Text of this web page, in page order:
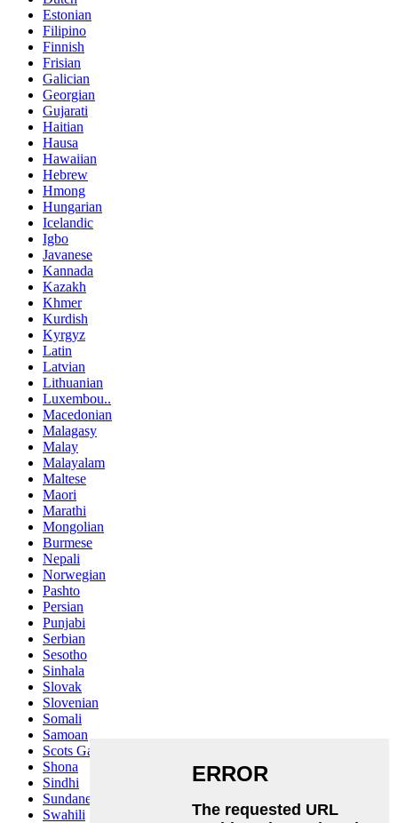
Estonian
Filipino
Finnish
Frisian
Galician
Georgian
Gujarati
Haitian
Hausa
Hawaiian
Hebrew
Hmong
Hungarian
Icelandic
Igbo
Javanese
Kannada
Kazakh
Khmer
Kurdish
Kyrgyz
Latin
Latvian
Lithuanian
Luxembou..
Macedonian
Malagasy
Malay
Malayalam
Maltese
Maori
Marathi
Mongolian
Burmese
Nepali
Norwegian
Pashto
Persian
Punjabi
Serbian
Sesotho
Sinhala
Slovak
Slovenian
Somali
Samoan
Scots Gaelic
Shona
Sindhi
Sundanese
Swahili